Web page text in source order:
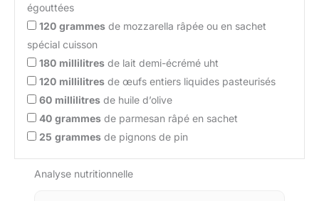
égouttées
120 grammes de mozzarella râpée ou en sachet
spécial cuisson
180 millilitres de lait demi-écrémé uht
120 millilitres de œufs entiers liquides pasteurisés
60 millilitres de huile d’olive
40 grammes de parmesan râpé en sachet
25 grammes de pignons de pin
Analyse nutritionnelle